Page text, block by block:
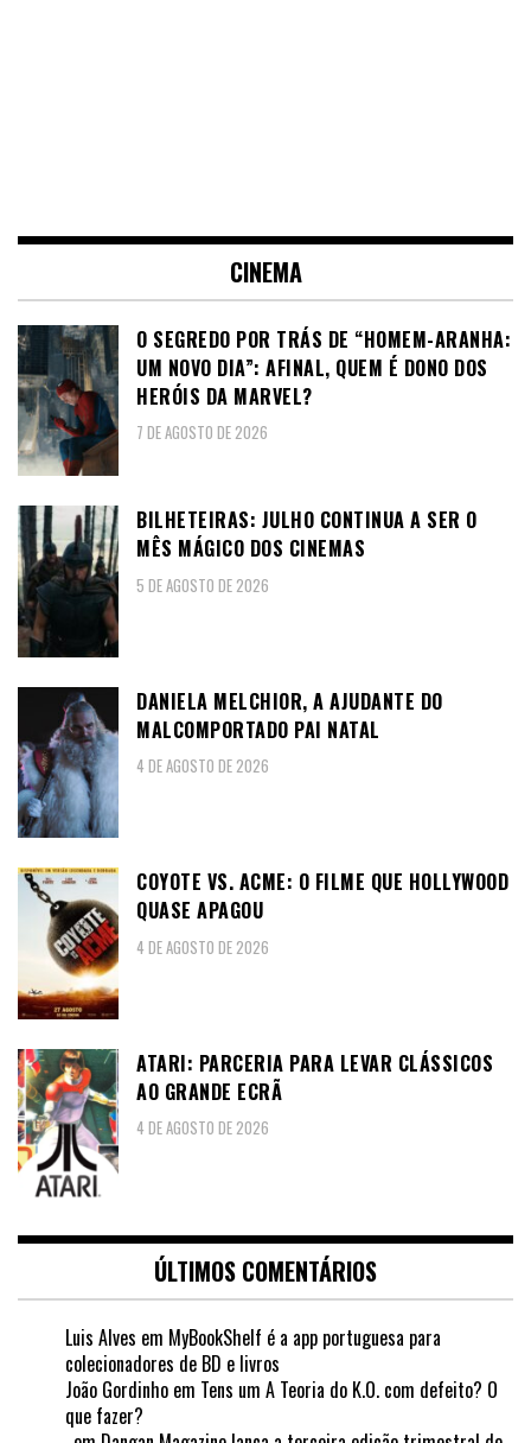
CINEMA
O SEGREDO POR TRÁS DE “HOMEM-ARANHA:
UM NOVO DIA”: AFINAL, QUEM É DONO DOS
HERÓIS DA MARVEL?
7 DE AGOSTO DE 2026
BILHETEIRAS: JULHO CONTINUA A SER O
MÊS MÁGICO DOS CINEMAS
5 DE AGOSTO DE 2026
DANIELA MELCHIOR, A AJUDANTE DO
MALCOMPORTADO PAI NATAL
4 DE AGOSTO DE 2026
COYOTE VS. ACME: O FILME QUE HOLLYWOOD
QUASE APAGOU
4 DE AGOSTO DE 2026
ATARI: PARCERIA PARA LEVAR CLÁSSICOS
AO GRANDE ECRÃ
4 DE AGOSTO DE 2026
ÚLTIMOS COMENTÁRIOS
Luis Alves em MyBookShelf é a app portuguesa para
colecionadores de BD e livros
João Gordinho em Tens um A Teoria do K.O. com defeito? O
que fazer?